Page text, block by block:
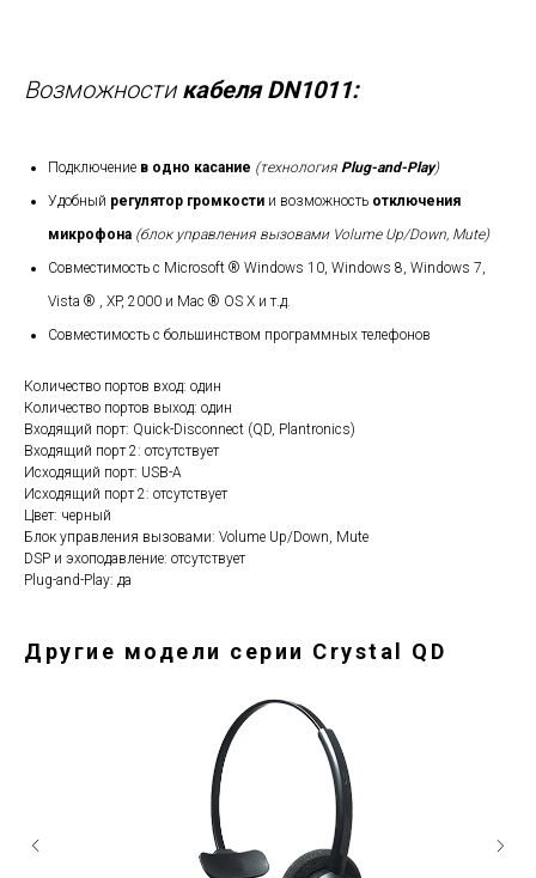
Возможностикабеля DN1011:
Подключение в одно касание (технология Plug-and-Рlay)
Удобный регулятор громкости и возможность отключения
микрофона (блок управления вызовами Volume Up/Down, Mute)
Совместимость с Microsoft ® Windows 10, Windows 8, Windows 7,
Vista ® , XP, 2000 и Mac ® OS X и т.д.
Совместимость с большинством программных телефонов
Количество портов вход: один
Количество портов выход: один
Входящий порт: Quick-Disconnect (QD, Plantronics)
Входящий порт 2: отсутствует
Исходящий порт: USB-A
Исходящий порт 2: отсутствует
Цвет: черный
Блок управления вызовами: Volume Up/Down, Mute
DSP и эхоподавление: отсутствует
Plug-and-Play: да
Другие модели серии Crystal QD